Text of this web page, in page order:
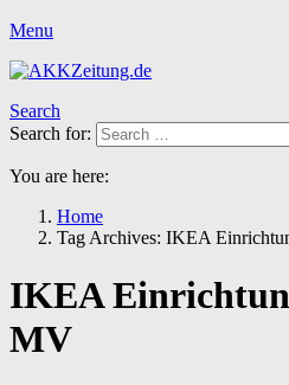
Menu
Search
Search for:
You are here:
Home
Tag Archives: IKEA
IKEA
MV